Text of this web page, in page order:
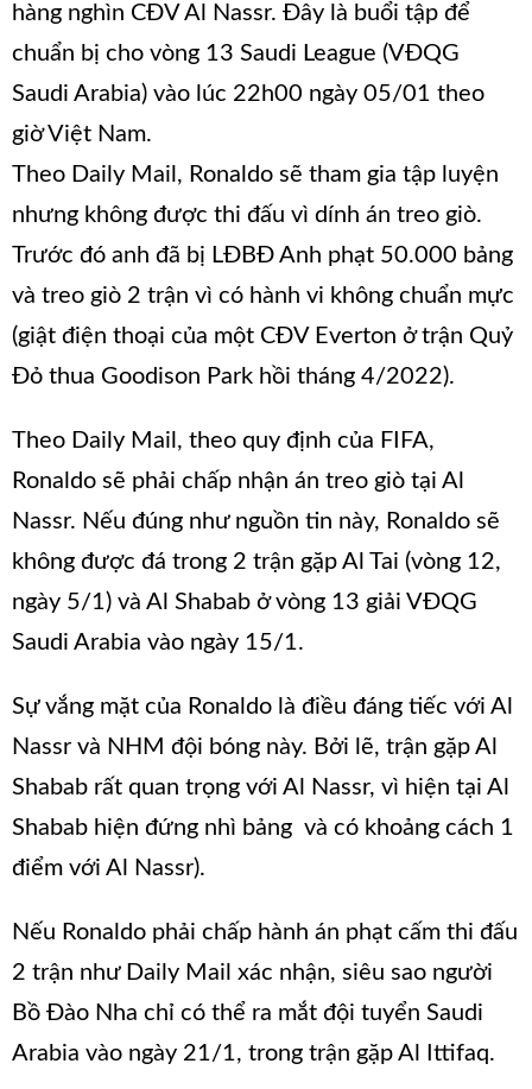
hàng nghìn CĐV Al Nassr. Đây là buổi tập để
chuẩn bị cho vòng 13 Saudi League (VĐQG
Saudi Arabia) vào lúc 22h00 ngày 05/01 theo
giờ Việt Nam.
Theo Daily Mail, Ronaldo sẽ tham gia tập luyện
nhưng không được thi đấu vì dính án treo giò.
Trước đó anh đã bị LĐBĐ Anh phạt 50.000 bảng
và treo giò 2 trận vì có hành vi không chuẩn mực
(giật điện thoại của một CĐV Everton ở trận Quỷ
Đỏ thua Goodison Park hồi tháng 4/2022).
Theo Daily Mail, theo quy định của FIFA,
Ronaldo sẽ phải chấp nhận án treo giò tại Al
Nassr. Nếu đúng như nguồn tin này, Ronaldo sẽ
không được đá trong 2 trận gặp Al Tai (vòng 12,
ngày 5/1) và Al Shabab ở vòng 13 giải VĐQG
Saudi Arabia vào ngày 15/1.
Sự vắng mặt của Ronaldo là điều đáng tiếc với Al
Nassr và NHM đội bóng này. Bởi lẽ, trận gặp Al
Shabab rất quan trọng với Al Nassr, vì hiện tại Al
Shabab hiện đứng nhì bảng và có khoảng cách 1
điểm với Al Nassr).
Nếu Ronaldo phải chấp hành án phạt cấm thi đấu
2 trận như Daily Mail xác nhận, siêu sao người
Bồ Đào Nha chỉ có thể ra mắt đội tuyển Saudi
Arabia vào ngày 21/1, trong trận gặp Al Ittifaq.